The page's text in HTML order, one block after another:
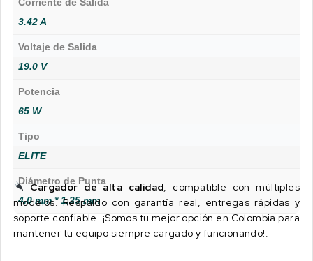
3.42 A
Voltaje de Salida
19.0 V
Potencia
65 W
Tipo
ELITE
Diámetro de Punta
4.0 mm * 1.35 mm
Cargador de alta calidad, compatible con múltiples
modelos. Respaldo con garantía real, entregas rápidas y
soporte confiable. ¡Somos tu mejor opción en Colombia para
mantener tu equipo siempre cargado y funcionando!.